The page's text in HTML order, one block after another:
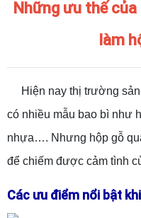
Những ưu thế
làm
Hiện nay thị trường sản
có nhiều mẫu bao bì như
nhựa…. Nhưng hộp gỗ
để chiếm được cảm tình
Các ưu điểm nổi bật